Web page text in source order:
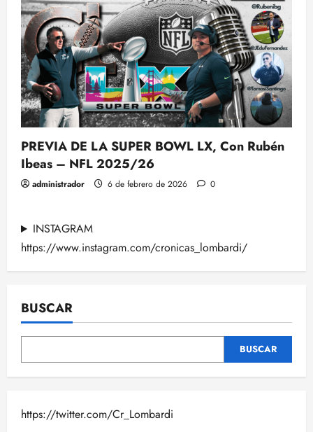
PREVIA DE LA SUPER BOWL LX, Con Rubén
Ibeas – NFL 2025/26
administrador 6 de febrero de 2026 0
INSTAGRAM
https://www.instagram.com/cronicas_lombardi/
BUSCAR
BUSCAR
https://twitter.com/Cr_Lombardi